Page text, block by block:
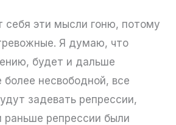
эти мысли гоню, потому
Я думаю, что
будет и дальше
более несвободной, все
задевать репрессии,
раньше репрессии были